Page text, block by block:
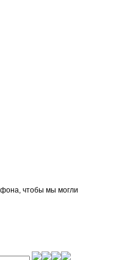
чтобы мы могли